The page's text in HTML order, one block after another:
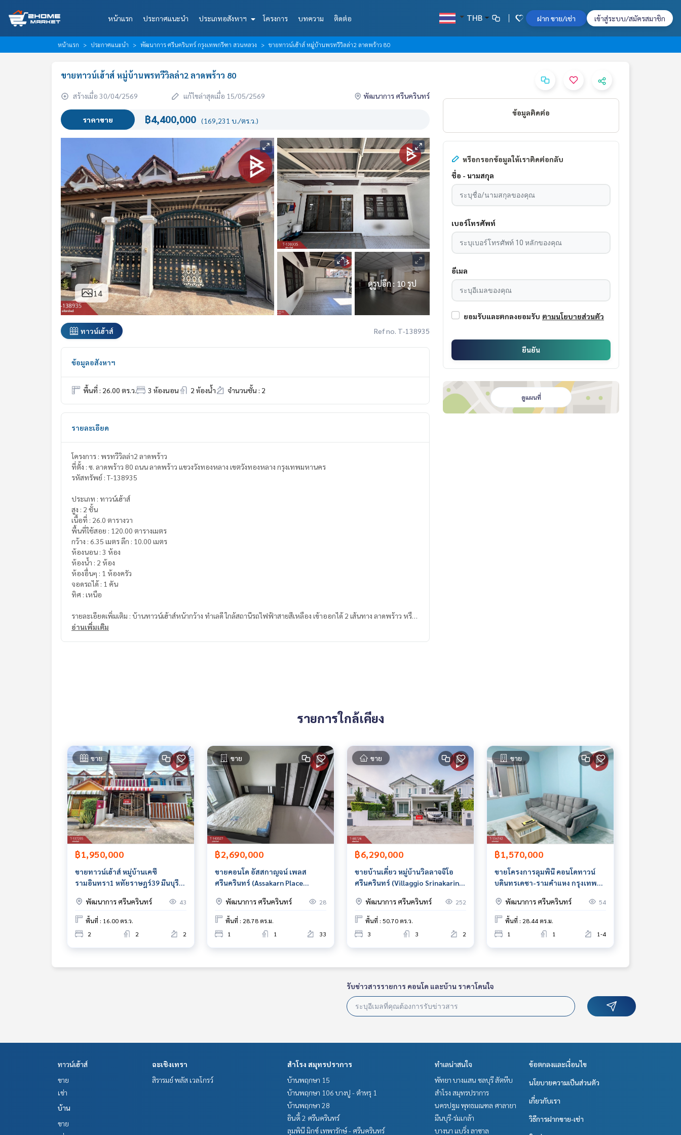
หน้าแรก ประกาศแนะนำ ประเภทอสังหาฯ โครงการ บทความ ติดต่อ THB ฝาก ขาย/เช่า เข้าสู่ระบบ/สมัครสมาชิก
หน้าแรก ประกาศแนะนำ พัฒนาการ ศรีนครินทร์ กรุงเทพกรีฑา สวนหลวง ขายทาวน์เฮ้าส์ หมู่บ้านพรทวีวิลล่า2 ลาดพร้าว 80
ขายทาวน์เฮ้าส์ หมู่บ้านพรทวีวิลล่า2 ลาดพร้าว 80
สร้างเมื่อ 30/04/2569 แก้ไขล่าสุดเมื่อ 15/05/2569 พัฒนาการ ศรีนครินทร์
ราคาขาย ฿4,400,000 (169,231 บ./ตร.ว.)
14
ดูรูปอีก : 10 รูป
ทาวน์เฮ้าส์ Ref no. T-138935
ข้อมูลอสังหาฯ
พื้นที่ : 26.00 ตร.ว. 3 ห้องนอน 2 ห้องน้ำ จำนวนชั้น : 2
รายละเอียด
โครงการ : พรทวีวิลล่า2 ลาดพร้าว
ที่ตั้ง : ซ. ลาดพร้าว 80 ถนน ลาดพร้าว แขวงวังทองหลาง เขตวังทองหลาง กรุงเทพมหานคร
รหัสทรัพย์ : T-138935
ประเภท : ทาวน์เฮ้าส์
สูง : 2 ชั้น
เนื้อที่ : 26.0 ตารางวา
พื้นที่ใช้สอย : 120.00 ตารางเมตร
กว้าง : 6.35 เมตร ลึก : 10.00 เมตร
ห้องนอน : 3 ห้อง
ห้องน้ำ : 2 ห้อง
ห้องอื่นๆ : 1 ห้องครัว
จอดรถได้ : 1 คัน
ทิศ : เหนือ
รายละเอียดเพิ่มเติม : บ้านทาวน์เฮ้าส์หน้ากว้าง ทำเลดี ใกล้สถานีรถไฟฟ้าสายสีเหลือง เข้าออกได้ 2 เส้นทาง ลาดพร้าว หรือ
ห้วยขวาง
Line ID : jonah3699
Callcenter :02-047-4282
สนใจดูทรัพย์อื่นๆ เพิ่มเติม มากกว่า 3,000 รายการ
www.tb.co.th
The Best Property Agent CO,.LTD. ผู้นำด้านธุรกิจนายหน้า ตัวแทนอสังหาริมทรัพย์ครบวงจร ด้วยความเป็นมืออาชีพ ใช้เ
ทคโนโลยี และ นวัตกรรมที่สร้างสรรค์ เพื่อส่งมอบบริการที่ดีที่สุดเพื่อคุณ ให้บริการด้าน ซื้อ ขาย เช่า อสังหาริมทรัพย์
อ่านเพิ่มเติม
ข้อมูลติดต่อ
หรือกรอกข้อมูลให้เราติดต่อกลับ
ชื่อ - นามสกุล
เบอร์โทรศัพท์
อีเมล
ยอมรับและตกลงยอมรับ ตามนโยบายส่วนตัว
ยืนยัน
ดูแผนที่
รายการใกล้เคียง
ขาย
฿1,950,000
ขายทาวน์เฮ้าส์ หมู่บ้านเคซี
รามอินทรา1 หทัยราษฎร์39 มีนบุรี
พัฒนาการ ศรีนครินทร์
43
พื้นที่ : 16.00 ตร.ว.
2
2 2
ขาย
฿2,690,000
ขายคอนโด อัสสกาญจน์ เพลส
ศรีนครินทร์ (Assakarn Place
พัฒนาการ ศรีนครินทร์
28
พื้นที่ : 28.78 ตร.ม.
1
1 33
ขาย
฿6,290,000
ขายบ้านเดี่ยว หมู่บ้านวิลลาจจิโอ
ศรีนครินทร์ (Villaggio Srinakarin)
พัฒนาการ ศรีนครินทร์
252
พื้นที่ : 50.70 ตร.ว.
3
3 2
ขาย
฿1,570,000
ขายโครงการลุมพินี คอนโดทาวน์
บดินทรเดชา-รามคำแหง กรุงเทพฯ
พัฒนาการ ศรีนครินทร์
54
พื้นที่ : 28.44 ตร.ม.
1
1 1-4
รับข่าวสารรายการ คอนโด และบ้าน ราคาโดนใจ
ทาวน์เฮ้าส์
ขาย
เช่า
บ้าน
ขาย
ฉะเชิงเทรา
สิรารมย์ พลัส เวลโกรว์
สำโรง สมุทรปราการ
บ้านพฤกษา 15
บ้านพฤกษา 106 บางปู - ตำหรุ 1
บ้านพฤกษา 28
อินดี้ 2 ศรีนครินทร์
ลุมพินี มิกซ์ เทพารักษ์ - ศรีนครินทร์
ทำเลน่าสนใจ
พัทยา บางแสน ชลบุรี สัตหีบ
สำโรง สมุทรปราการ
นครปฐม พุทธมณฑล ศาลายา
มีนบุรี-ร่มเกล้า
บางนา แบริ่ง ลาซาล
ข้อตกลงและเงื่อนไข
นโยบายความเป็นส่วนตัว
เกี่ยวกับเรา
วิธีการฝากขาย-เช่า